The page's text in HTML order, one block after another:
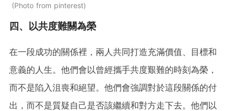
Photo from pinterest
四、以共度難關為榮
在一段成功的關係裡，兩人共同打造充滿價值、目標和
意義的人生。他們會以曾經攜手共度艱難的時刻為榮，
而不是陷入沮喪和絕望。他們會強調對於這段關係的付
出，而不是質疑自己是否該繼續和對方走下去。他們以